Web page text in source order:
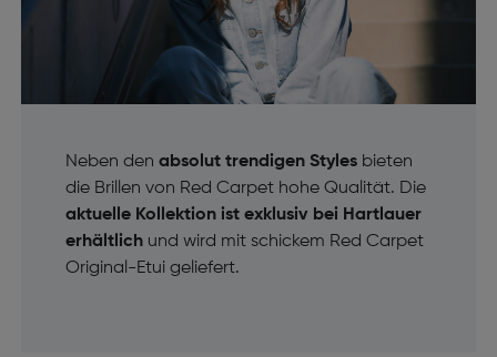
Neben den absolut trendigen Stylesbieten
die Brillen von Red Carpet hohe Qualität. Die
aktuelle Kollektion ist exklusiv bei Hartlauer
erhältlichund wird mit schickem Red Carpet
Original-Etui geliefert.